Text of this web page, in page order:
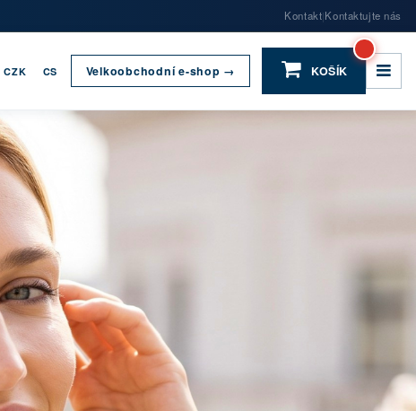
Kontakt|Kontaktujte nás
CZK CS Velkoobchodní e-shop → KOŠÍK